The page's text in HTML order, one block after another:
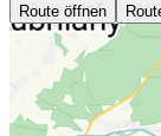
Route öffnen